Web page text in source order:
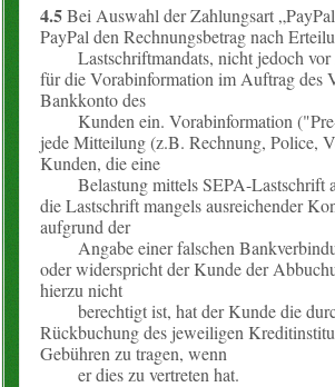
4.5Bei Auswahl der Zahlungsart
PayPal den Rechnungsbetrag nach
Lastschriftmandats, nicht jedoch vor
für die Vorabinformation im Auftrag des
Bankkonto des
Kunden ein. Vorabinformation
jede Mitteilung (z.B. Rechnung, Police,
Kunden, die eine
Belastung mittels SEPA-Lastschrift
die Lastschrift mangels ausreichender
aufgrund der
Angabe einer falschen
oder widerspricht der Kunde der
hierzu nicht
berechtigt ist, hat der Kunde die
Rückbuchung des jeweiligen
Gebühren zu tragen, wenn
er dies zu vertreten hat.